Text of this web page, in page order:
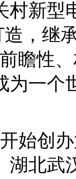
村新型
造，继
瞻性
为一个
始创
湖北武